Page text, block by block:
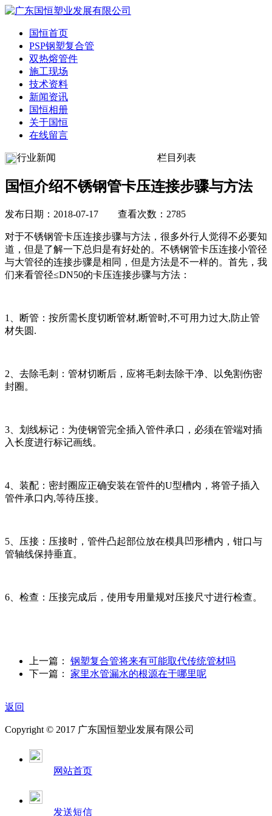
国恒首页
PSP钢塑复合管
双热熔管件
施工现场
技术资料
新闻资讯
国恒相册
关于国恒
在线留言
行业新闻 栏目列表
国恒介绍不锈钢管卡压连接步骤与方法
发布日期：2018-07-17 查看次数：2785
对于不锈钢管卡压连接步骤与方法，很多外行人觉得不必要知
道，但是了解一下总归是有好处的。不锈钢管卡压连接小管径
与大管径的连接步骤是相同，但是方法是不一样的。首先，我
们来看管径≤DN50的卡压连接步骤与方法：
1、断管：按所需长度切断管材,断管时,不可用力过大,防止管
材失圆.
2、去除毛刺：管材切断后，应将毛刺去除干净、以免割伤密
封圈。
3、划线标记：为使钢管完全插入管件承口，必须在管端对插
入长度进行标记画线。
4、装配：密封圈应正确安装在管件的U型槽内，将管子插入
管件承口内,等待压接。
5、压接：压接时，管件凸起部位放在模具凹形槽内，钳口与
管轴线保持垂直。
6、检查：压接完成后，使用专用量规对压接尺寸进行检查。
上一篇： 钢塑复合管将来有可能取代传统管材吗
下一篇： 家里水管漏水的根源在于哪里呢
返回
Copyright © 2017 广东国恒塑业发展有限公司
网站首页
发送短信